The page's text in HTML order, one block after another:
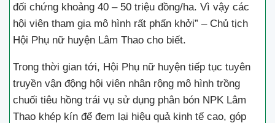
đối chứng khoảng 40 – 50 triệu đồng/ha. Vì vậy các
hội viên tham gia mô hình rất phấn khởi” – Chủ tịch
Hội Phụ nữ huyện Lâm Thao cho biết.
Trong thời gian tới, Hội Phụ nữ huyện tiếp tục tuyên
truyền vận động hội viên nhân rộng mô hình trồng
chuối tiêu hồng trái vụ sử dụng phân bón NPK Lâm
Thao khép kín để đem lại hiệu quả kinh tế cao, góp